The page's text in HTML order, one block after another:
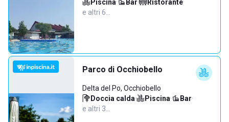
Piscina· Bar· Ristorante·
e altri 6…
Parco di Occhiobello
Delta del Po, Occhiobello
Doccia calda· Piscina· Bar·
e altri 3…